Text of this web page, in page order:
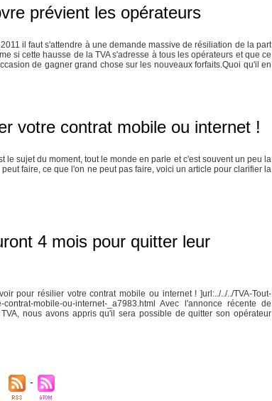
prévient les opérateurs
il faut s'attendre à une demande massive de résiliation de la part
si cette hausse de la TVA s'adresse à tous les opérateurs et que ce
de gagner grand chose sur les nouveaux forfaits.Quoi qu'il en
votre contrat mobile ou internet !
le sujet du moment, tout le monde en parle et c'est souvent un peu la
faire, ce que l'on ne peut pas faire, voici un article pour clarifier la
4 mois pour quitter leur
pour résilier votre contrat mobile ou internet ! ]url:../../../TVA-Tout-
contrat-mobile-ou-internet-_a7983.html Avec l'annonce récente de
TVA, nous avons appris qu'il sera possible de quitter son opérateur